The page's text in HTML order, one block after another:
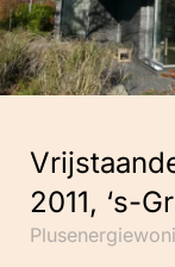
2011, ‘s-